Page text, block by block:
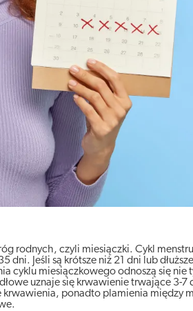
rodnych, czyli miesiączki. Cykl
Jeśli są krótsze niż 21 dni lub
cyklu miesiączkowego odnoszą się nie
uznaje się krwawienie trwające 3-7
ponadto plamienia między